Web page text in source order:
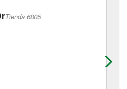
Tienda 6805